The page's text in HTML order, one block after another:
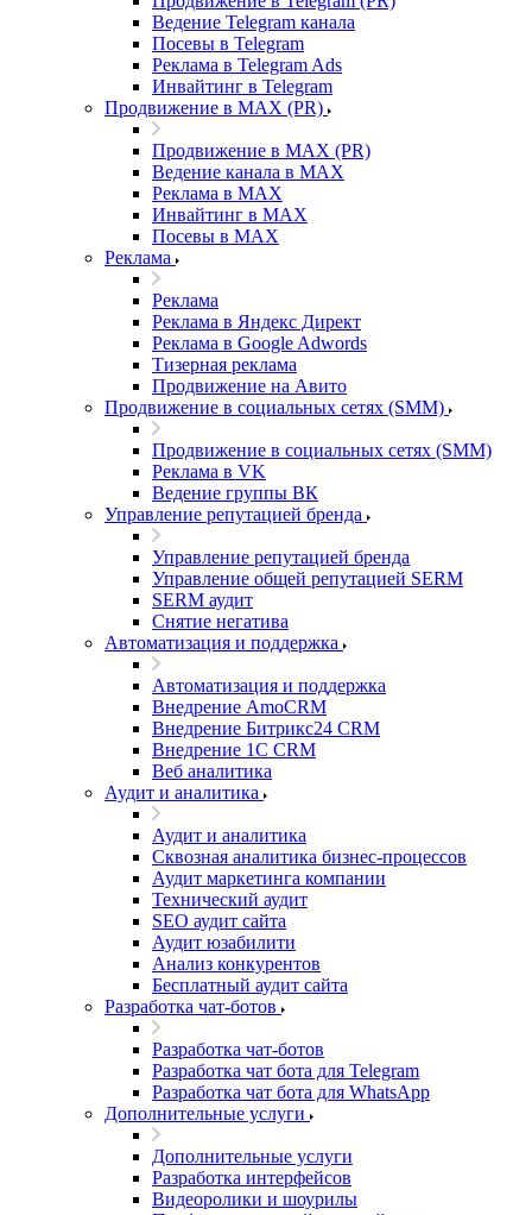
Ведение Telegram канала
Посевы в Telegram
Реклама в Telegram Ads
Инвайтинг в Telegram
Продвижение в MAX (PR)
Продвижение в MAX (PR)
Ведение канала в MAX
Реклама в MAX
Инвайтинг в MAX
Посевы в MAX
Реклама
Реклама
Реклама в Яндекс Директ
Реклама в Google Adwords
Тизерная реклама
Продвижение на Авито
Продвижение в социальных сетях (SMM)
Продвижение в социальных сетях (SMM)
Реклама в VK
Ведение группы ВК
Управление репутацией бренда
Управление репутацией бренда
Управление общей репутацией SERM
SERM аудит
Снятие негатива
Автоматизация и поддержка
Автоматизация и поддержка
Внедрение AmoCRM
Внедрение Битрикс24 CRM
Внедрение 1C CRM
Веб аналитика
Аудит и аналитика
Аудит и аналитика
Сквозная аналитика бизнес-процессов
Аудит маркетинга компании
Технический аудит
SEO аудит сайта
Аудит юзабилити
Анализ конкурентов
Бесплатный аудит сайта
Разработка чат-ботов
Разработка чат-ботов
Разработка чат бота для Telegram
Разработка чат бота для WhatsApp
Дополнительные услуги
Дополнительные услуги
Разработка интерфейсов
Видеоролики и шоурилы